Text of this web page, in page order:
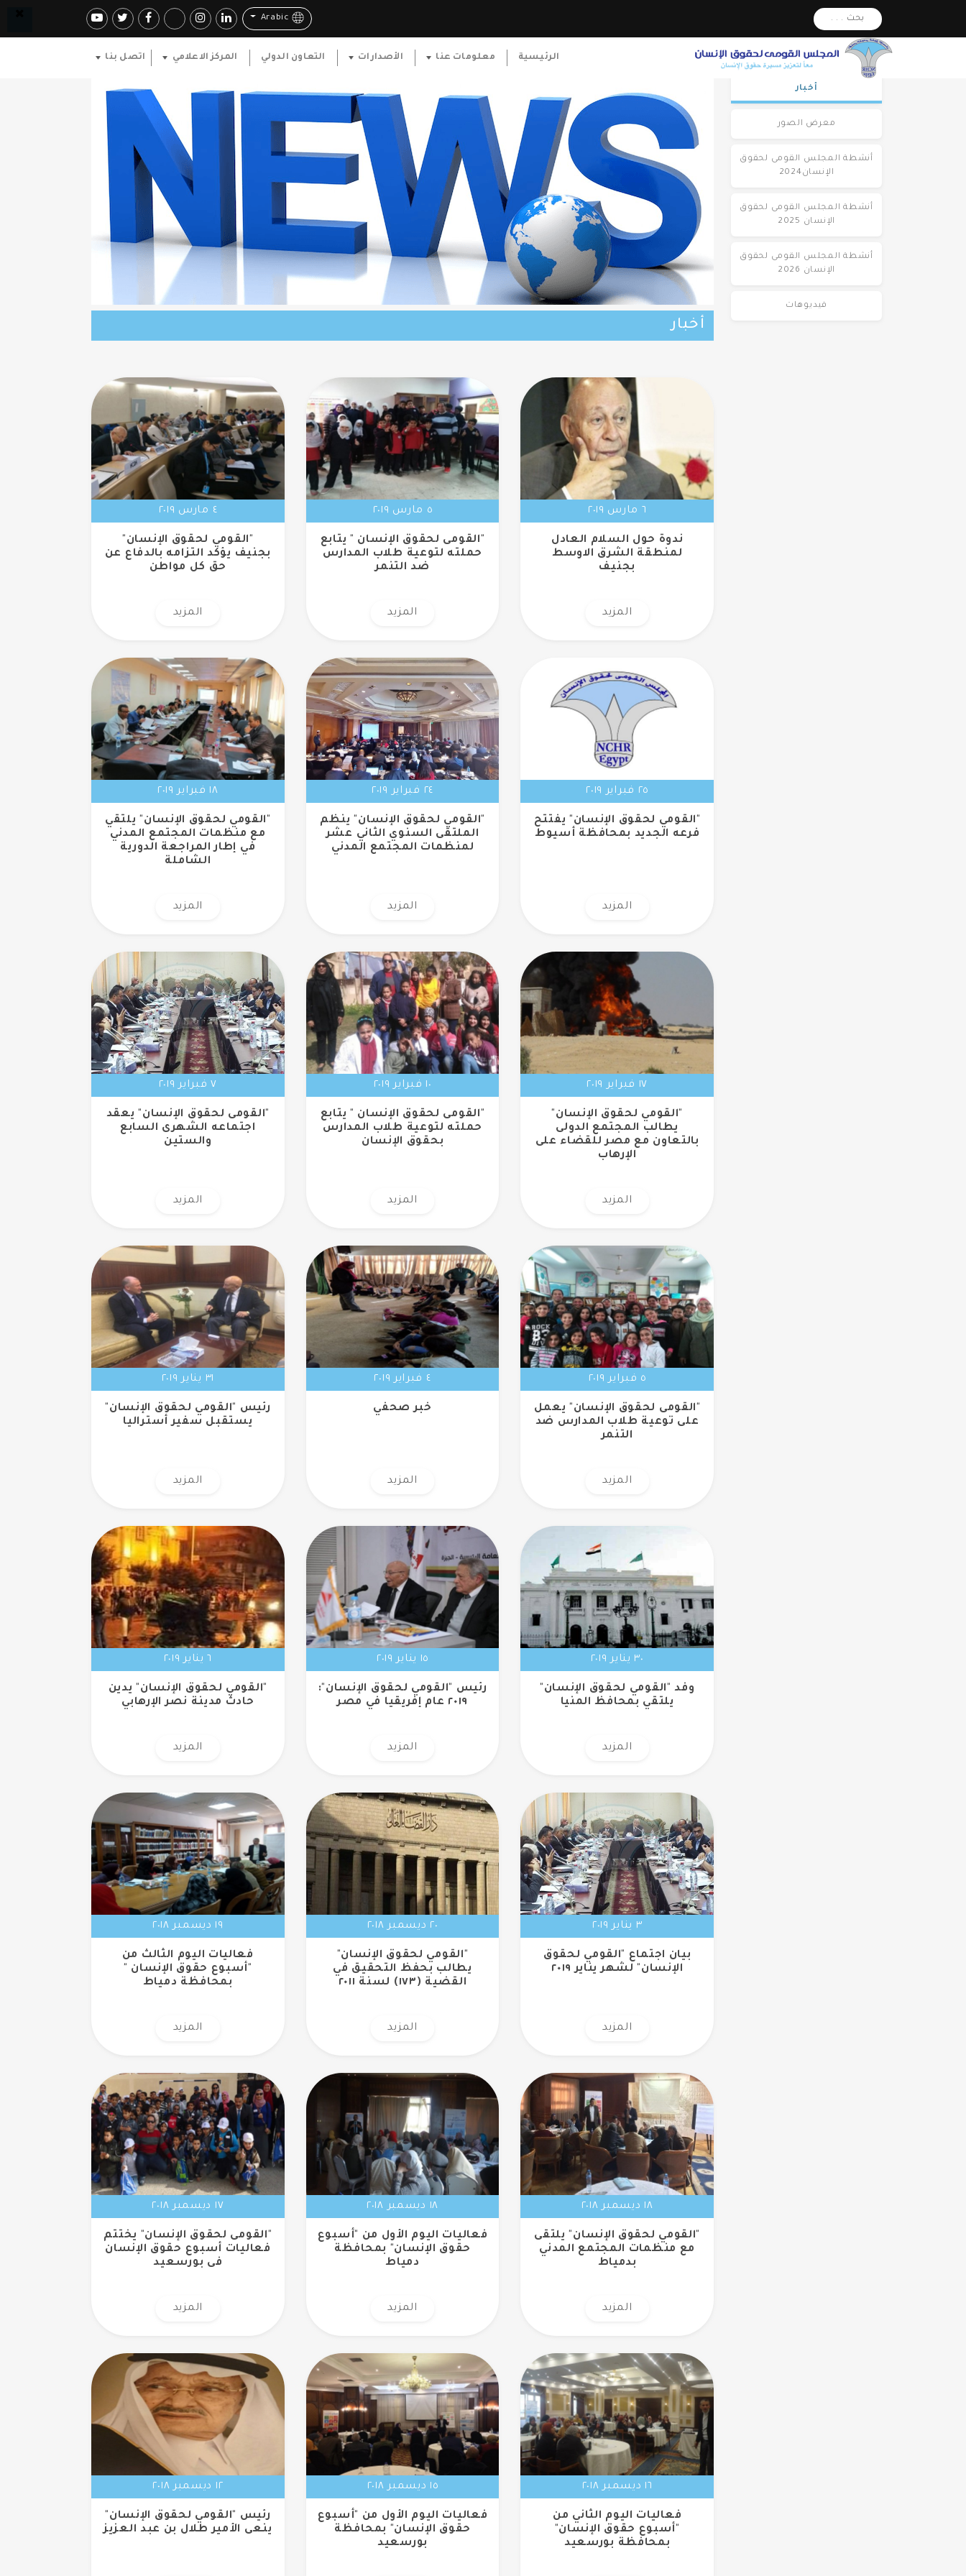
بحث . . . Arabic
الرئيسية معلومات عنا الأصدارات التعاون الدولي المركز الاعلامي اتصل بنا
أخبار
معرض الصور
أنشطة المجلس القومى لحقوق
الإنسان2024
أنشطة المجلس القومى لحقوق
الإنسان 2025
أنشطة المجلس القومى لحقوق
الإنسان 2026
فيديوهات
أخبار
٦ مارس ٢٠١٩
ندوة حول السلام العادل
لمنطقة الشرق الاوسط
بجنيف
المزيد
٥ مارس ٢٠١٩
"القومى لحقوق الإنسان " يتابع
حملته لتوعية طلاب المدارس
ضد التنمر
المزيد
٤ مارس ٢٠١٩
"القومي لحقوق الإنسان"
بجنيف يؤكد التزامه بالدفاع عن
حق كل مواطن
المزيد
٢٥ فبراير ٢٠١٩
"القومي لحقوق الإنسان" يفتتح
فرعه الجديد بمحافظة أسيوط
المزيد
٢٤ فبراير ٢٠١٩
"القومي لحقوق الإنسان" ينظم
الملتقى السنوي الثاني عشر
لمنظمات المجتمع المدني
المزيد
١٨ فبراير ٢٠١٩
"القومي لحقوق الإنسان" يلتقي
مع منظمات المجتمع المدني
في إطار المراجعة الدورية
الشاملة
المزيد
١٧ فبراير ٢٠١٩
"القومي لحقوق الإنسان"
يطالب المجتمع الدولى
بالتعاون مع مصر للقضاء على
الإرهاب
المزيد
١٠ فبراير ٢٠١٩
"القومى لحقوق الإنسان " يتابع
حملته لتوعية طلاب المدارس
بحقوق الإنسان
المزيد
٧ فبراير ٢٠١٩
"القومى لحقوق الإنسان" يعقد
اجتماعه الشهرى السابع
والستين
المزيد
٥ فبراير ٢٠١٩
"القومى لحقوق الإنسان" يعمل
على توعية طلاب المدارس ضد
التنمر
المزيد
٤ فبراير ٢٠١٩
خبر صحفي
المزيد
٣١ يناير ٢٠١٩
رئيس "القومي لحقوق الإنسان"
يستقبل سفير أستراليا
المزيد
٣٠ يناير ٢٠١٩
وفد "القومي لحقوق الإنسان"
يلتقي بمحافظ المنيا
المزيد
١٥ يناير ٢٠١٩
رئيس "القومي لحقوق الإنسان":
٢٠١٩ عام إفريقيا في مصر
المزيد
٦ يناير ٢٠١٩
"القومي لحقوق الإنسان" يدين
حادث مدينة نصر الإرهابي
المزيد
٣ يناير ٢٠١٩
بيان اجتماع "القومي لحقوق
الإنسان" لشهر يناير ٢٠١٩
المزيد
٢٠ ديسمبر ٢٠١٨
"القومي لحقوق الإنسان"
يطالب بحفظ التحقيق في
القضية (١٧٣) لسنة ٢٠١١
المزيد
١٩ ديسمبر ٢٠١٨
فعاليات اليوم الثالث من
"أسبوع حقوق الإنسان "
بمحافظة دمياط
المزيد
١٨ ديسمبر ٢٠١٨
"القومي لحقوق الإنسان" يلتقى
مع منظمات المجتمع المدني
بدمياط
المزيد
١٨ ديسمبر ٢٠١٨
فعاليات اليوم الأول من "أسبوع
حقوق الإنسان" بمحافظة
دمياط
المزيد
١٧ ديسمبر ٢٠١٨
"القومى لحقوق الإنسان" يختتم
فعاليات أسبوع حقوق الإنسان
فى بورسعيد
المزيد
١٦ ديسمبر ٢٠١٨
فعاليات اليوم الثاني من
"أسبوع حقوق الإنسان"
بمحافظة بورسعيد
١٥ ديسمبر ٢٠١٨
فعاليات اليوم الأول من "أسبوع
حقوق الإنسان" بمحافظة
بورسعيد
١٢ ديسمبر ٢٠١٨
رئيس "القومي لحقوق الإنسان"
ينعى الأمير طلال بن عبد العزيز